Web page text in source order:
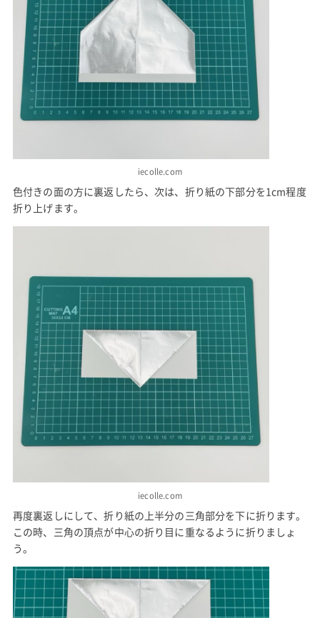
iecolle.com
色付きの面の方に裏返したら、次は、折り紙の下部分を1cm程度
折り上げます。
iecolle.com
再度裏返しにして、折り紙の上半分の三角部分を下に折ります。
この時、三角の頂点が中心の折り目に重なるように折りましょ
う。